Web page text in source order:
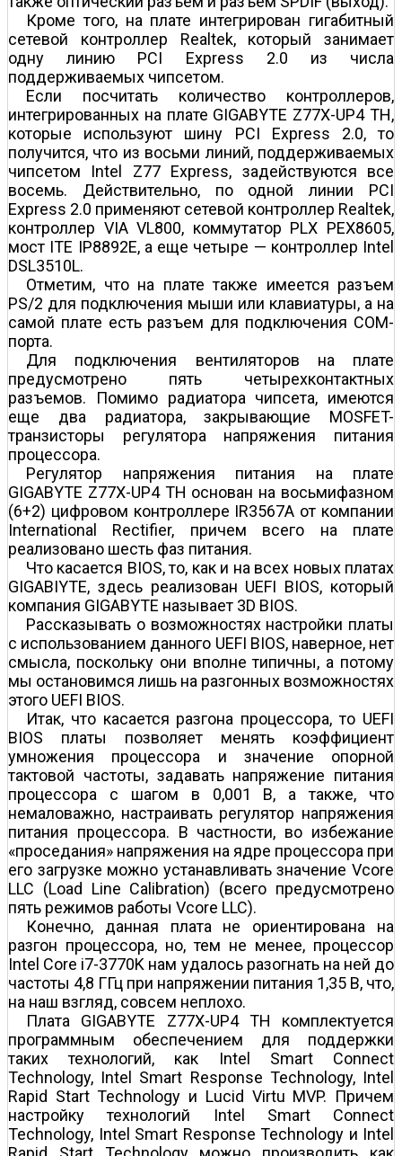
Кроме того, на плате интегрирован гигабитный
сетевой контроллер Realtek, который занимает
одну линию PCI Express 2.0 из числа
поддерживаемых чипсетом.
Если посчитать количество контроллеров,
интегрированных на плате GIGABYTE Z77X-UP4 TH,
которые используют шину PCI Express 2.0, то
получится, что из восьми линий, поддерживаемых
чипсетом Intel Z77 Express, задействуются все
восемь. Действительно, по одной линии PCI
Express 2.0 применяют сетевой контроллер Realtek,
контроллер VIA VL800, коммутатор PLX PEX8605,
мост ITE IP8892E, а еще четыре — контроллер Intel
DSL3510L.
Отметим, что на плате также имеется разъем
PS/2 для подключения мыши или клавиатуры, а на
самой плате есть разъем для подключения COM-
порта.
Для подключения вентиляторов на плате
предусмотрено пять четырехконтактных
разъемов. Помимо радиатора чипсета, имеются
еще два радиатора, закрывающие MOSFET-
транзисторы регулятора напряжения питания
процессора.
Регулятор напряжения питания на плате
GIGABYTE Z77X-UP4 TH основан на восьмифазном
(6+2) цифровом контроллере IR3567A от компании
International Rectifier, причем всего на плате
реализовано шесть фаз питания.
Что касается BIOS, то, как и на всех новых платах
GIGABIYTE, здесь реализован UEFI BIOS, который
компания GIGABYTE называет 3D BIOS.
Рассказывать о возможностях настройки платы
с использованием данного UEFI BIOS, наверное, нет
смысла, поскольку они вполне типичны, а потому
мы остановимся лишь на разгонных возможностях
этого UEFI BIOS.
Итак, что касается разгона процессора, то UEFI
BIOS платы позволяет менять коэффициент
умножения процессора и значение опорной
тактовой частоты, задавать напряжение питания
процессора с шагом в 0,001 В, а также, что
немаловажно, настраивать регулятор напряжения
питания процессора. В частности, во избежание
«проседания» напряжения на ядре процессора при
его загрузке можно устанавливать значение Vcore
LLC (Load Line Calibration) (всего предусмотрено
пять режимов работы Vcore LLC).
Конечно, данная плата не ориентирована на
разгон процессора, но, тем не менее, процессор
Intel Core i7-3770K нам удалось разогнать на ней до
частоты 4,8 ГГц при напряжении питания 1,35 В, что,
на наш взгляд, совсем неплохо.
Плата GIGABYTE Z77X-UP4 TH комплектуется
программным обеспечением для поддержки
таких технологий, как Intel Smart Connect
Technology, Intel Smart Response Technology, Intel
Rapid Start Technology и Lucid Virtu MVP. Причем
настройку технологий Intel Smart Connect
Technology, Intel Smart Response Technology и Intel